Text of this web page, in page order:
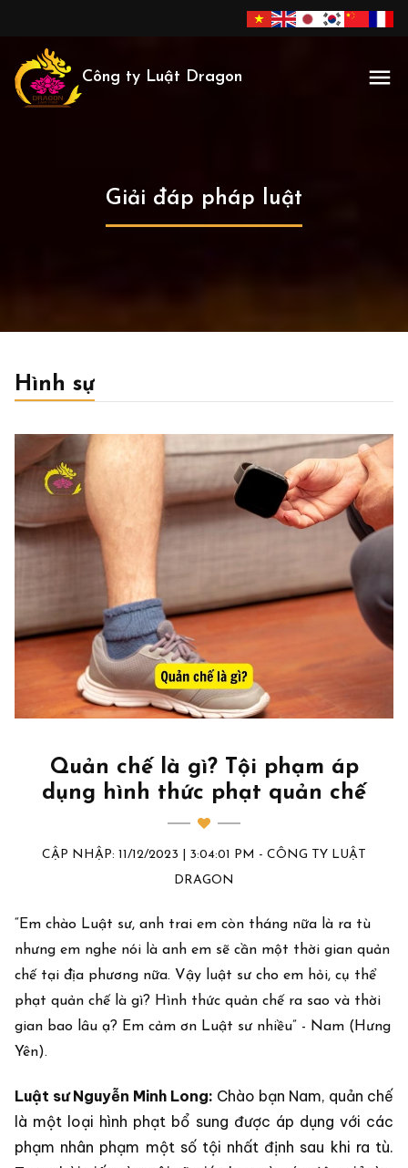
Công ty Luật Dragon
Giải đáp pháp luật
Hình sự
Quản chế là gì? Tội phạm áp
dụng hình thức phạt quản chế
CẬP NHẬP: 11/12/2023 | 3:04:01 PM - CÔNG TY LUẬT
DRAGON
“Em chào Luật sư, anh trai em còn tháng nữa là ra tù
nhưng em nghe nói là anh em sẽ cần một thời gian quản
chế tại địa phương nữa. Vậy luật sư cho em hỏi, cụ thể
phạt quản chế là gì? Hình thức quản chế ra sao và thời
gian bao lâu ạ? Em cảm ơn Luật sư nhiều” - Nam (Hưng
Yên).
Luật sư Nguyễn Minh Long: Chào bạn Nam, quản chế
là một loại hình phạt bổ sung được áp dụng với các
phạm nhân phạm một số tội nhất định sau khi ra tù.